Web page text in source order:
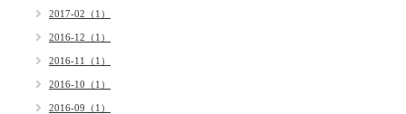
2017-02（1）
2016-12（1）
2016-11（1）
2016-10（1）
2016-09（1）